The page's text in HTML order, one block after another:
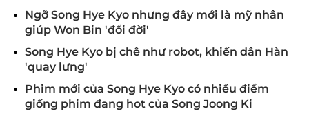
Ngỡ Song Hye Kyo nhưng đây mới là mỹ nhân
giúp Won Bin 'đổi đời'
Song Hye Kyo bị chê như robot, khiến dân Hàn
'quay lưng'
Phim mới của Song Hye Kyo có nhiều điểm
giống phim đang hot của Song Joong Ki